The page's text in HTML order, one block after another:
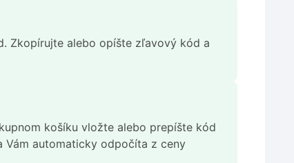
Zkopírujte alebo opíšte zľavový kód a
košíku vložte alebo prepíšte kód
Vám automaticky odpočíta z ceny